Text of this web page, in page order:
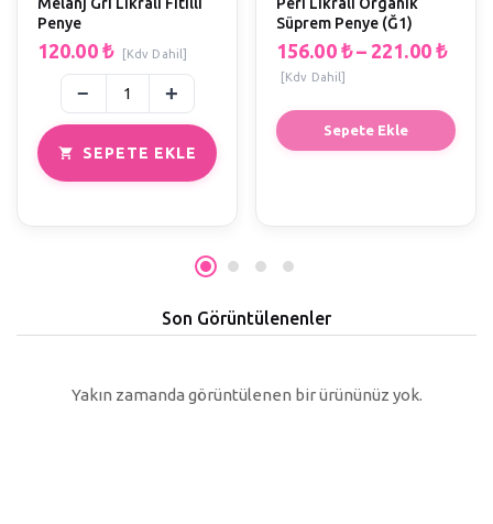
SEPETE EKLE
Penye
120.00 ₺ [Kdv Dahil]
Sepete Ekle
Süprem Penye (Ğ1)
156.00 ₺ – 221.00 ₺
[Kdv Dahil]
Son Görüntülenenler
Yakın zamanda görüntülenen bir ürününüz yok.